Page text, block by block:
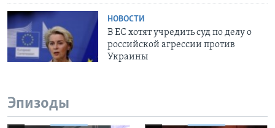
НОВОСТИ
В ЕС хотят учредить суд по делу о
российской агрессии против
Украины
Эпизоды